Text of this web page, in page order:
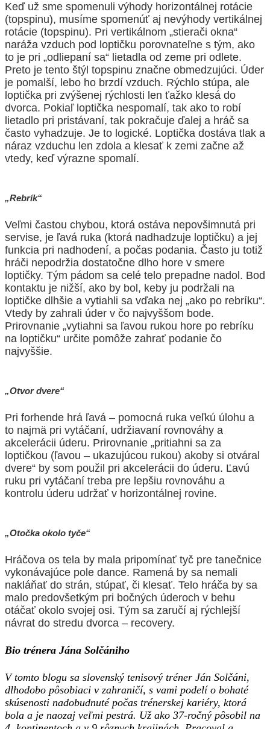
Keď už sme spomenuli výhody horizontálnej rotácie
(topspinu), musíme spomenúť aj nevýhody vertikálnej
rotácie (topspinu). Pri vertikálnom „stierači okna“
naráža vzduch pod loptičku porovnateľne s tým, ako
to je pri „odliepaní sa“ lietadla od zeme pri odlete.
Preto je tento štýl topspinu značne obmedzujúci. Úder
je pomalší, lebo ho brzdí vzduch. Rýchlo stúpa, ale
loptička pri zvýšenej rýchlosti len ťažko klesá do
dvorca. Pokiaľ loptička nespomalí, tak ako to robí
lietadlo pri pristávaní, tak pokračuje ďalej a hráč sa
často vyhadzuje. Je to logické. Loptička dostáva tlak a
náraz vzduchu len zdola a klesať k zemi začne až
vtedy, keď výrazne spomalí.
„Rebrík“
Veľmi častou chybou, ktorá ostáva nepovšimnutá pri
servise, je ľavá ruka (ktorá nadhadzuje loptičku) a jej
funkcia pri nadhodení, a počas podania. Často ju totiž
hráči nepodržia dostatočne dlho hore v smere
loptičky. Tým pádom sa celé telo prepadne nadol. Bod
kontaktu je nižší, ako by bol, keby ju podržali na
loptičke dlhšie a vytiahli sa vďaka nej „ako po rebríku“.
Vtedy by zahrali úder v čo najvyššom bode.
Prirovnanie „vytiahni sa ľavou rukou hore po rebríku
na loptičku“ určite pomôže zahrať podanie čo
najvyššie.
„Otvor dvere“
Pri forhende hrá ľavá – pomocná ruka veľkú úlohu a
to najmä pri vytáčaní, udržiavaní rovnováhy a
akcelerácii úderu. Prirovnanie „pritiahni sa za
loptičkou (ľavou – ukazujúcou rukou) akoby si otváral
dvere“ by som použil pri akcelerácii do úderu. Ľavú
ruku pri vytáčaní treba pre lepšiu rovnováhu a
kontrolu úderu udržať v horizontálnej rovine.
„Otočka okolo tyče“
Hráčova os tela by mala pripomínať tyč pre tanečnice
vykonávajúce pole dance. Ramená by sa nemali
nakláňať do strán, stúpať, či klesať. Telo hráča by sa
malo predovšetkým pri bočných úderoch v behu
otáčať okolo svojej osi. Tým sa zaručí aj rýchlejší
návrat do stredu dvorca – recovery.
Bio trénera Jána Solčániho
V tomto blogu sa slovenský tenisový tréner Ján Solčáni,
dlhodobo pôsobiaci v zahraničí, s vami podelí o bohaté
skúsenosti nadobudnuté počas trénerskej kariéry, ktorá
bola a je naozaj veľmi pestrá. Už ako 37-ročný pôsobil na